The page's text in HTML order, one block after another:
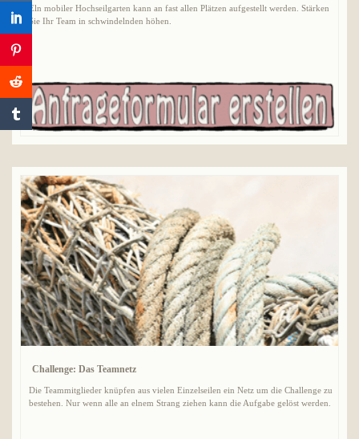
Eln mobiler Hochseilgarten kann an fast allen Plätzen aufgestellt werden. Stärken
Sie Ihr Team in schwindelnden höhen.
Challenge: Das Teamnetz
Die Teammitglieder knüpfen aus vielen Einzelseilen ein Netz um die Challenge zu
bestehen. Nur wenn alle an elnem Strang ziehen kann die Aufgabe gelöst werden.